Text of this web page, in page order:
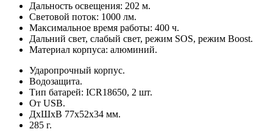
Дальность освещения: 202 м.
Световой поток: 1000 лм.
Максимальное время работы: 400 ч.
Дальний свет, слабый свет, режим SOS, режим Boost.
Материал корпуса: алюминий.
Ударопрочный корпус.
Водозащита.
Тип батарей: ICR18650, 2 шт.
От USB.
ДхШхВ 77х52х34 мм.
285 г.